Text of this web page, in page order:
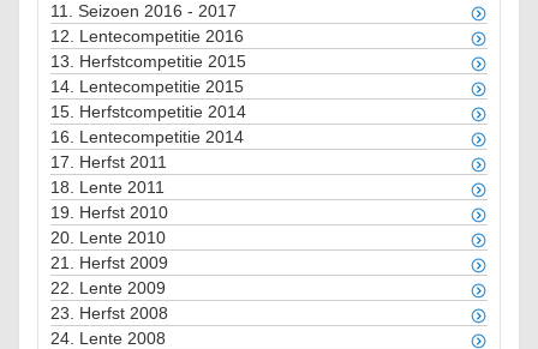
11. Seizoen 2016 - 2017
12. Lentecompetitie 2016
13. Herfstcompetitie 2015
14. Lentecompetitie 2015
15. Herfstcompetitie 2014
16. Lentecompetitie 2014
17. Herfst 2011
18. Lente 2011
19. Herfst 2010
20. Lente 2010
21. Herfst 2009
22. Lente 2009
23. Herfst 2008
24. Lente 2008